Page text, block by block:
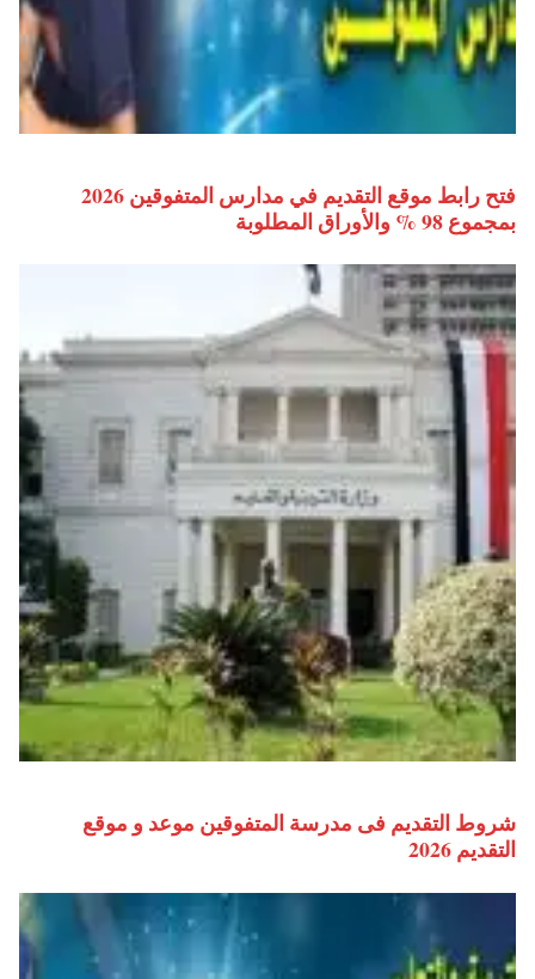
فتح رابط موقع التقديم في مدارس المتفوقين 2026
بمجموع 98 % والأوراق المطلوبة
شروط التقديم فى مدرسة المتفوقين موعد و موقع
التقديم 2026